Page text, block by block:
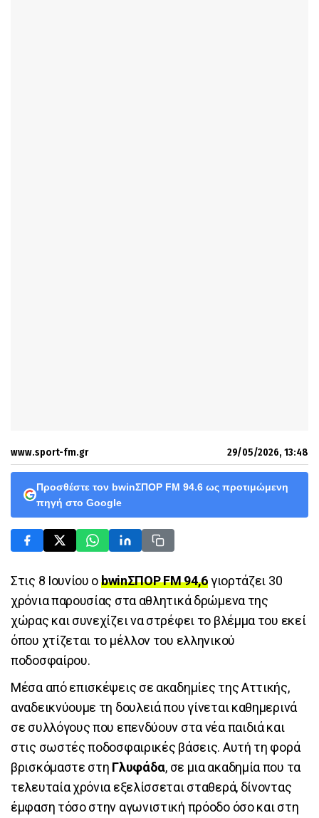
www.sport-fm.gr 29/05/2026, 13:48
Προσθέστε τον bwinΣΠΟΡ FM 94.6 ως προτιμώμενη
πηγή στο Google
Στις 8 Ιουνίου οbwinΣΠΟΡ FM 94,6γιορτάζει 30
χρόνια παρουσίας στα αθλητικά δρώμενα της
χώρας και συνεχίζει να στρέφει το βλέμμα του εκεί
όπου χτίζεται το μέλλον του ελληνικού
ποδοσφαίρου.
Μέσα από επισκέψεις σε ακαδημίες της Αττικής,
αναδεικνύουμε τη δουλειά που γίνεται καθημερινά
σε συλλόγους που επενδύουν στα νέα παιδιά και
στις σωστές ποδοσφαιρικές βάσεις. Αυτή τη φορά
βρισκόμαστε στη Γλυφάδα, σε μια ακαδημία που τα
τελευταία χρόνια εξελίσσεται σταθερά, δίνοντας
έμφαση τόσο στην αγωνιστική πρόοδο όσο και στη